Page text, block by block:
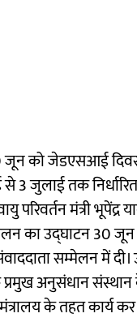
30 जून को जेडएसआई
जुलाई तक
परिवर्तन मंत्री
का उद्घाटन 30
सम्मेलन में दी।
अनुसंधान संस्थान
के तहत कार्य कर